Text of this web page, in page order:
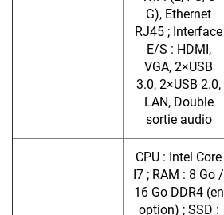
G), Ethernet
RJ45 ; Interface
E/S : HDMI,
VGA, 2×USB
3.0, 2×USB 2.0,
LAN, Double
sortie audio
CPU : Intel Core
I7 ; RAM : 8 Go /
16 Go DDR4 (en
option) ; SSD :